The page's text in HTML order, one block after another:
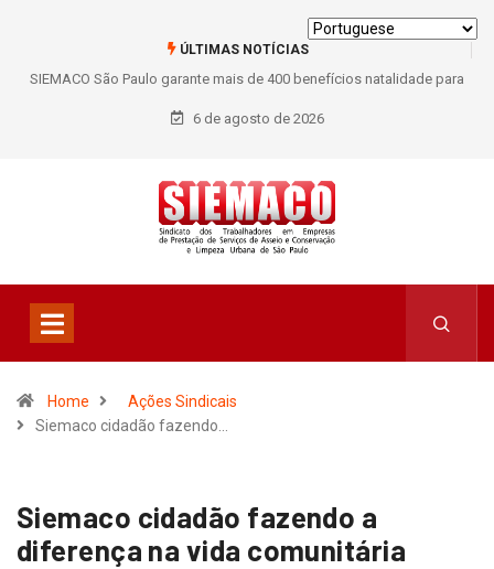
ÚLTIMAS NOTÍCIAS
SIEMACO São Paulo garante mais de 400 benefícios natalidade para
trabalhadores do Asseio em 2026
6 de agosto de 2026
Home
Ações Sindicais
Siemaco cidadão fazendo…
Siemaco cidadão fazendo a
diferença na vida comunitária